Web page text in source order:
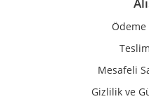
Ödeme
Mesafeli
Gizlilik ve